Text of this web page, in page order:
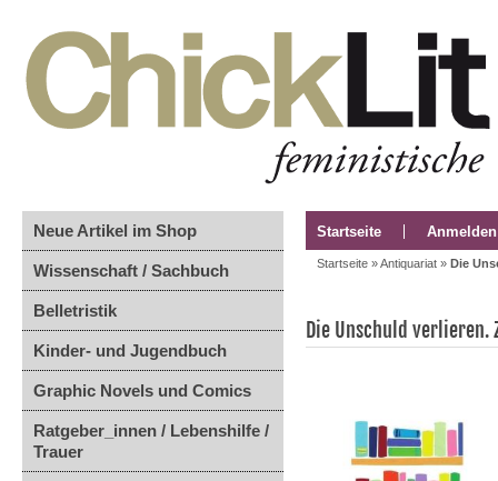
Neue Artikel im Shop
Wissenschaft / Sachbuch
Belletristik
Kinder- und Jugendbuch
Graphic Novels und Comics
Ratgeber_innen / Lebenshilfe /
Trauer
Startseite Anmelden
Startseite »Antiquariat » Die
Die Unschuld verlieren.